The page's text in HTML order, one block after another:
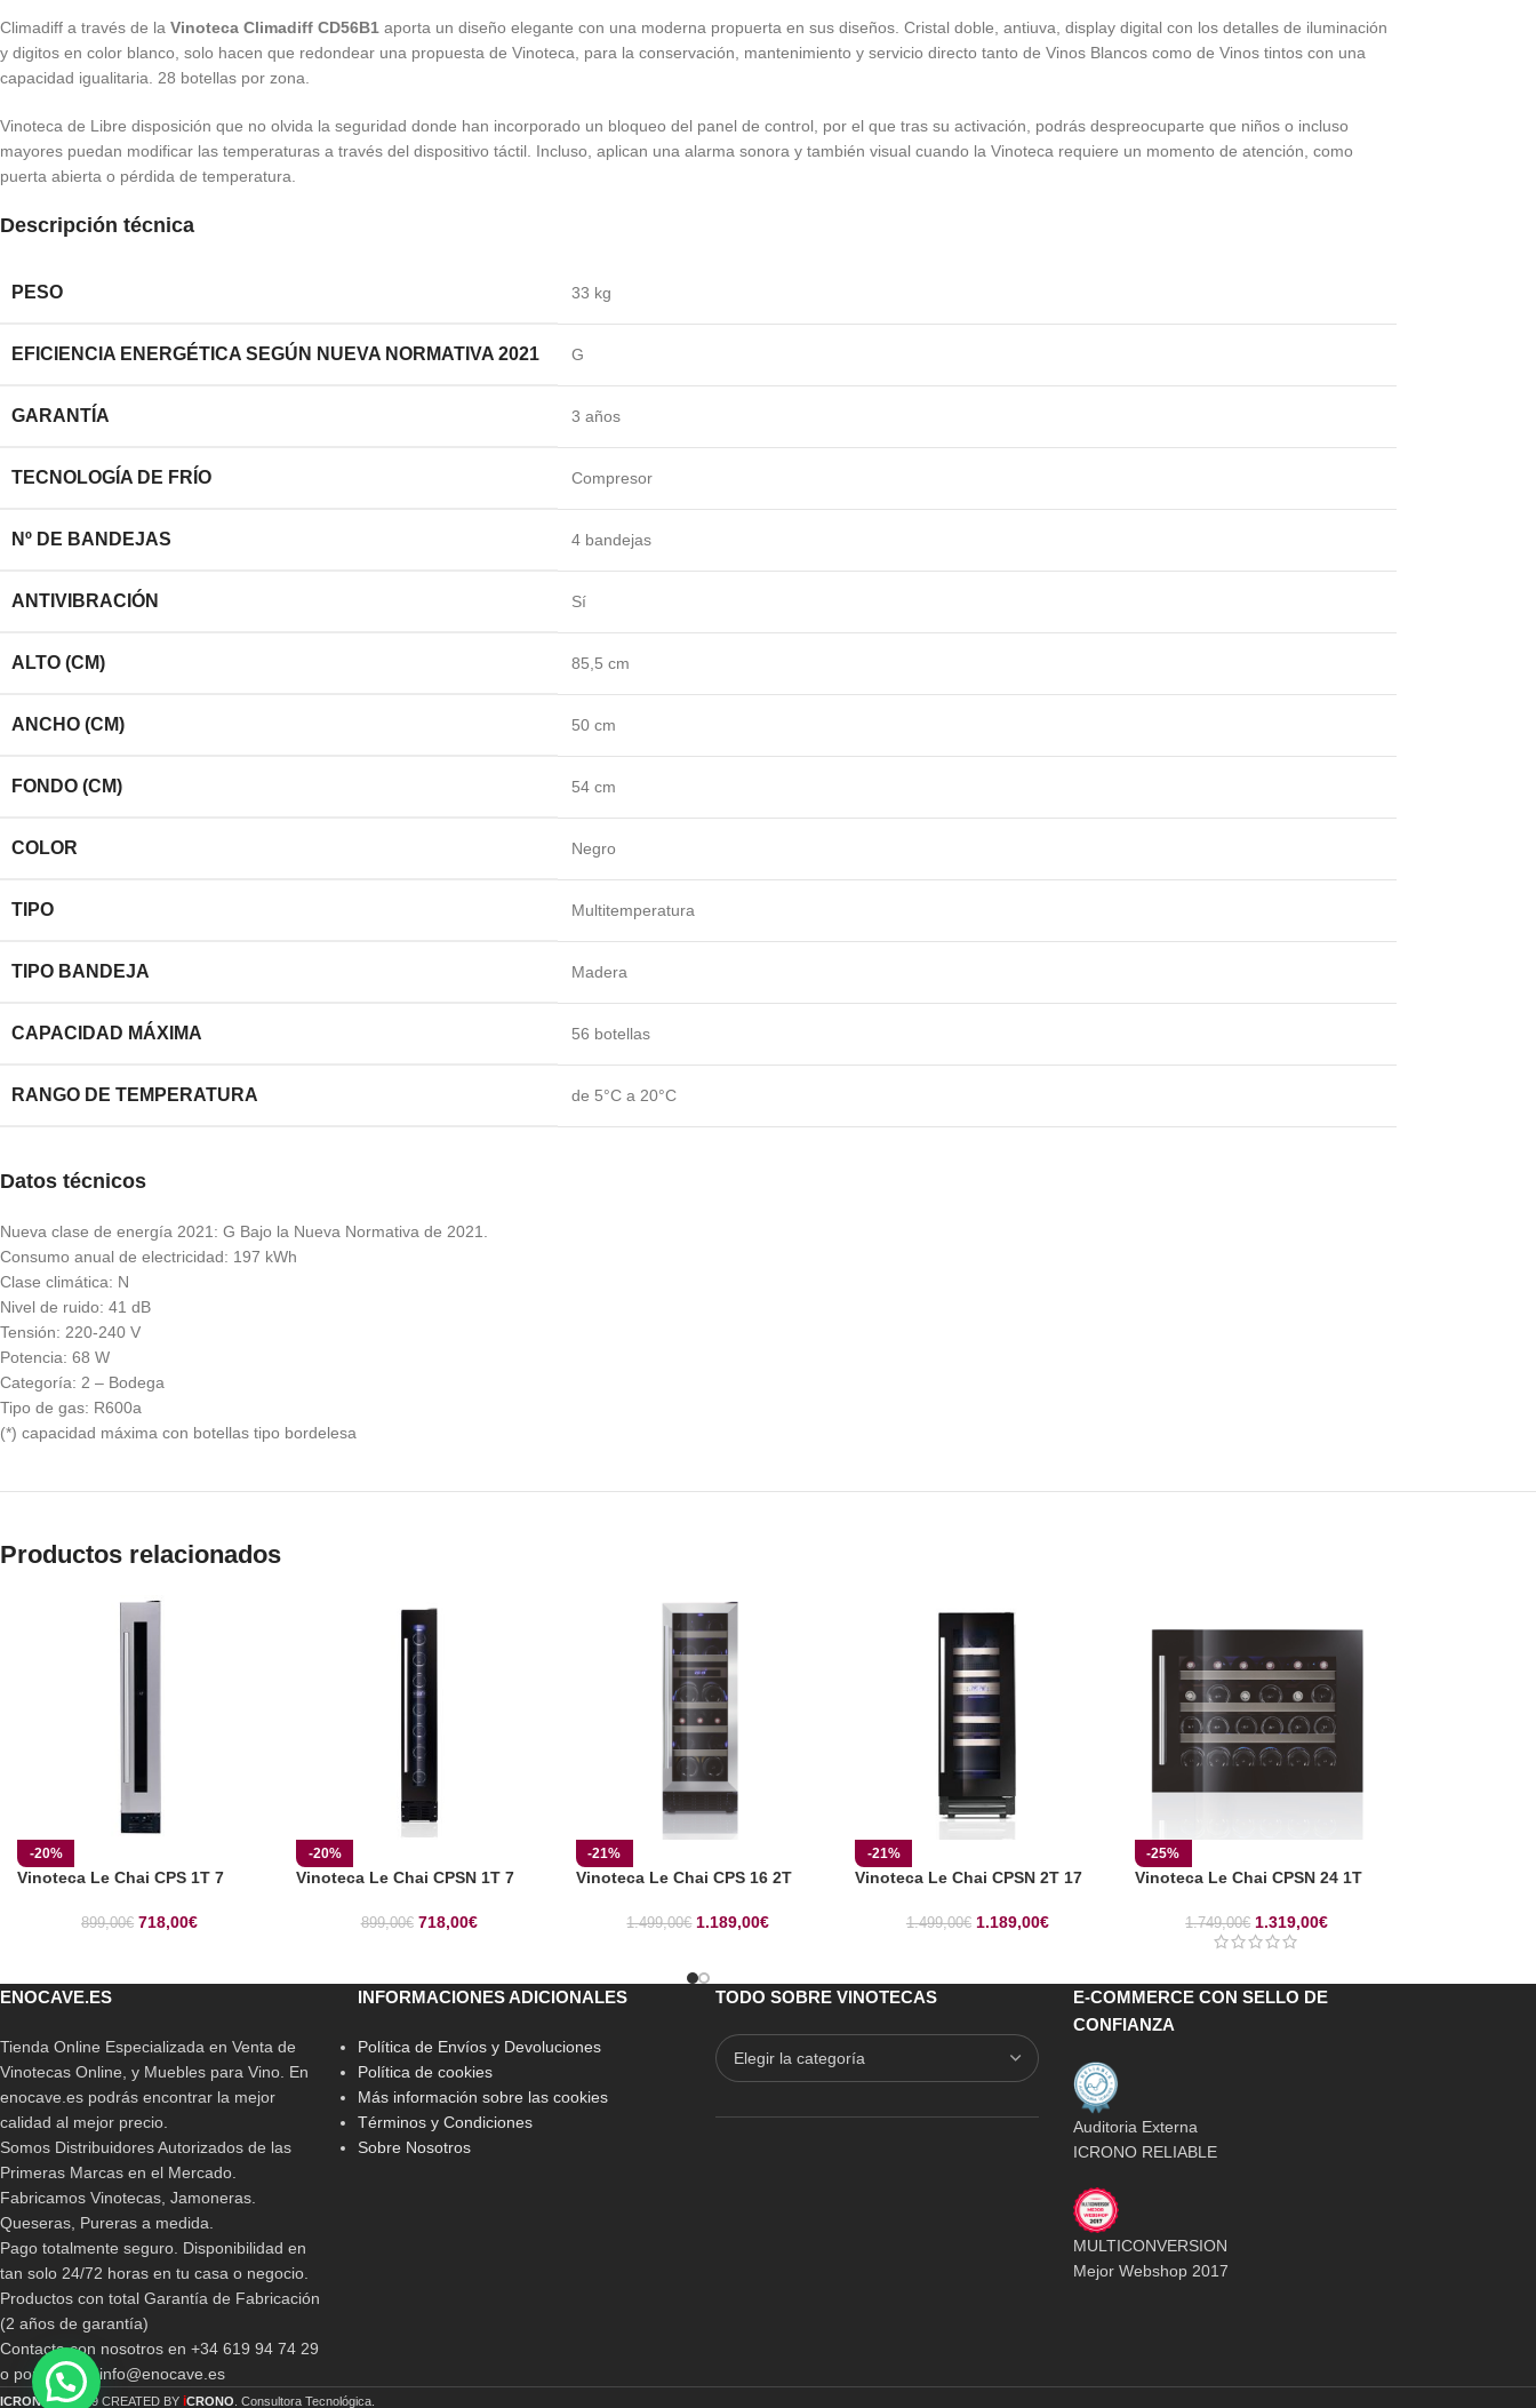
Climadiff a través de la Vinoteca Climadiff CD56B1 aporta un diseño elegante con una moderna propuerta en sus diseños. Cristal doble, antiuva, display digital con los detalles de iluminación
y digitos en color blanco, solo hacen que redondear una propuesta de Vinoteca, para la conservación, mantenimiento y servicio directo tanto de Vinos Blancos como de Vinos tintos con una
capacidad igualitaria. 28 botellas por zona.
Vinoteca de Libre disposición que no olvida la seguridad donde han incorporado un bloqueo del panel de control, por el que tras su activación, podrás despreocuparte que niños o incluso
mayores puedan modificar las temperaturas a través del dispositivo táctil. Incluso, aplican una alarma sonora y también visual cuando la Vinoteca requiere un momento de atención, como
puerta abierta o pérdida de temperatura.
Descripción técnica
PESO 33 kg
EFICIENCIA ENERGÉTICA SEGÚN NUEVA NORMATIVA 2021 G
GARANTÍA 3 años
TECNOLOGÍA DE FRÍO Compresor
Nº DE BANDEJAS 4 bandejas
ANTIVIBRACIÓN Sí
ALTO (CM) 85,5 cm
ANCHO (CM) 50 cm
FONDO (CM) 54 cm
COLOR Negro
TIPO Multitemperatura
TIPO BANDEJA Madera
CAPACIDAD MÁXIMA 56 botellas
RANGO DE TEMPERATURA de 5°C a 20°C
Datos técnicos
Nueva clase de energía 2021: G Bajo la Nueva Normativa de 2021.
Consumo anual de electricidad: 197 kWh
Clase climática: N
Nivel de ruido: 41 dB
Tensión: 220-240 V
Potencia: 68 W
Categoría: 2 – Bodega
Tipo de gas: R600a
(*) capacidad máxima con botellas tipo bordelesa
Productos relacionados
-20%
Vinoteca Le Chai CPS 1T 7
899,00€ 718,00€
-20%
Vinoteca Le Chai CPSN 1T 7
899,00€ 718,00€
-21%
Vinoteca Le Chai CPS 16 2T
1.499,00€ 1.189,00€
-21%
Vinoteca Le Chai CPSN 2T 17
1.499,00€ 1.189,00€
-25%
Vinoteca Le Chai CPSN 24 1T
1.749,00€ 1.319,00€
ENOCAVE.ES
Tienda Online Especializada en Venta de
Vinotecas Online, y Muebles para Vino. En
enocave.es podrás encontrar la mejor
calidad al mejor precio.
Somos Distribuidores Autorizados de las
Primeras Marcas en el Mercado.
Fabricamos Vinotecas, Jamoneras.
Queseras, Pureras a medida.
Pago totalmente seguro. Disponibilidad en
tan solo 24/72 horas en tu casa o negocio.
Productos con total Garantía de Fabricación
(2 años de garantía)
Contacta con nosotros en +34 619 94 74 29
o por email a info@enocave.es
INFORMACIONES ADICIONALES
Política de Envíos y Devoluciones
Política de cookies
Más información sobre las cookies
Términos y Condiciones
Sobre Nosotros
TODO SOBRE VINOTECAS
E-COMMERCE CON SELLO DE
CONFIANZA
Auditoria Externa
ICRONO RELIABLE
MULTICONVERSION
Mejor Webshop 2017
ICRONO 2019 CREATED BY iCRONO . Consultora Tecnológica.